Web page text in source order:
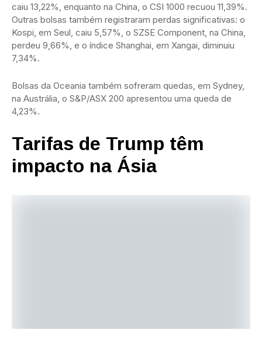
caiu 13,22%, enquanto na China, o CSI 1000 recuou 11,39%.
Outras bolsas também registraram perdas significativas: o
Kospi, em Seul, caiu 5,57%, o SZSE Component, na China,
perdeu 9,66%, e o índice Shanghai, em Xangai, diminuiu
7,34%.
Bolsas da Oceania também sofreram quedas, em Sydney,
na Austrália, o S&P/ASX 200 apresentou uma queda de
4,23%.
Tarifas de Trump têm
impacto na Ásia